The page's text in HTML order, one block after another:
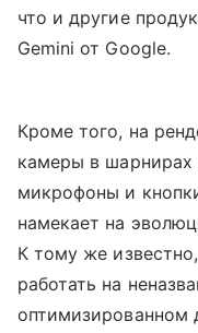
что и другие
Gemini от Google.
Кроме того, на
камеры в шарнирах
микрофоны и
намекает на
К тому же
работать на
оптимизированном